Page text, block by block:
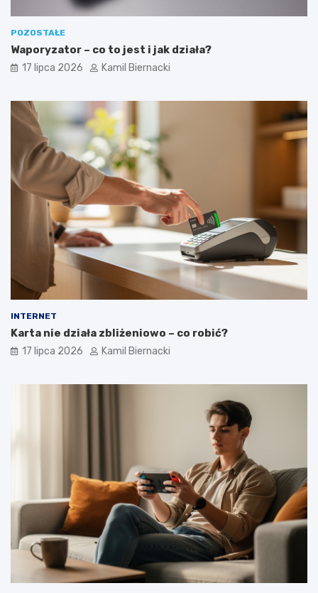
POZOSTAŁE
Waporyzator – co to jest i jak działa?
17 lipca 2026 Kamil Biernacki
INTERNET
Karta nie działa zbliżeniowo – co robić?
17 lipca 2026 Kamil Biernacki